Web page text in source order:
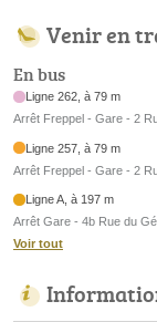
Venir en
En bus
Ligne 262, à 79 m
Arrêt Freppel - Gare - 2
Ligne 257, à 79 m
Arrêt Freppel - Gare - 2
Ligne A, à 197 m
Arrêt Gare - 4b Rue du
Voir tout